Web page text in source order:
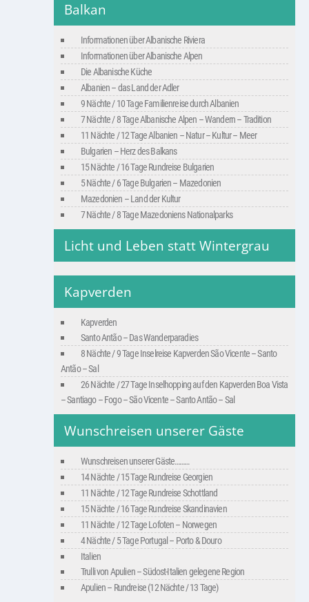
Balkan
Informationen über Albanische Riviera
Informationen über Albanische Alpen
Die Albanische Küche
Albanien – das Land der Adler
9 Nächte / 10 Tage Familienreise durch Albanien
7 Nächte / 8 Tage Albanische Alpen – Wandern – Tradition
11 Nächte / 12 Tage Albanien – Natur – Kultur – Meer
Bulgarien – Herz des Balkans
15 Nächte / 16 Tage Rundreise Bulgarien
5 Nächte / 6 Tage Bulgarien – Mazedonien
Mazedonien – Land der Kultur
7 Nächte / 8 Tage Mazedoniens Nationalparks
Licht und Leben statt Wintergrau
Kapverden
Kapverden
Santo Antão – Das Wanderparadies
8 Nächte / 9 Tage Inselreise Kapverden São Vicente – Santo
Antão – Sal
26 Nächte / 27 Tage Inselhopping auf den Kapverden Boa Vista
– Santiago – Fogo – São Vicente – Santo Antão – Sal
Wunschreisen unserer Gäste
Wunschreisen unserer Gäste………
14 Nächte / 15 Tage Rundreise Georgien
11 Nächte / 12 Tage Rundreise Schottland
15 Nächte / 16 Tage Rundreise Skandinavien
11 Nächte / 12 Tage Lofoten – Norwegen
4 Nächte / 5 Tage Portugal – Porto & Douro
Italien
Trulli von Apulien – Südost-Italien gelegene Region
Apulien – Rundreise (12 Nächte / 13 Tage)